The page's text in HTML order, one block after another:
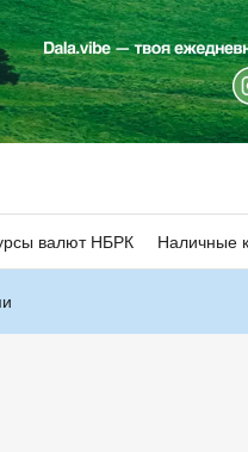
валют НБРК Наличные